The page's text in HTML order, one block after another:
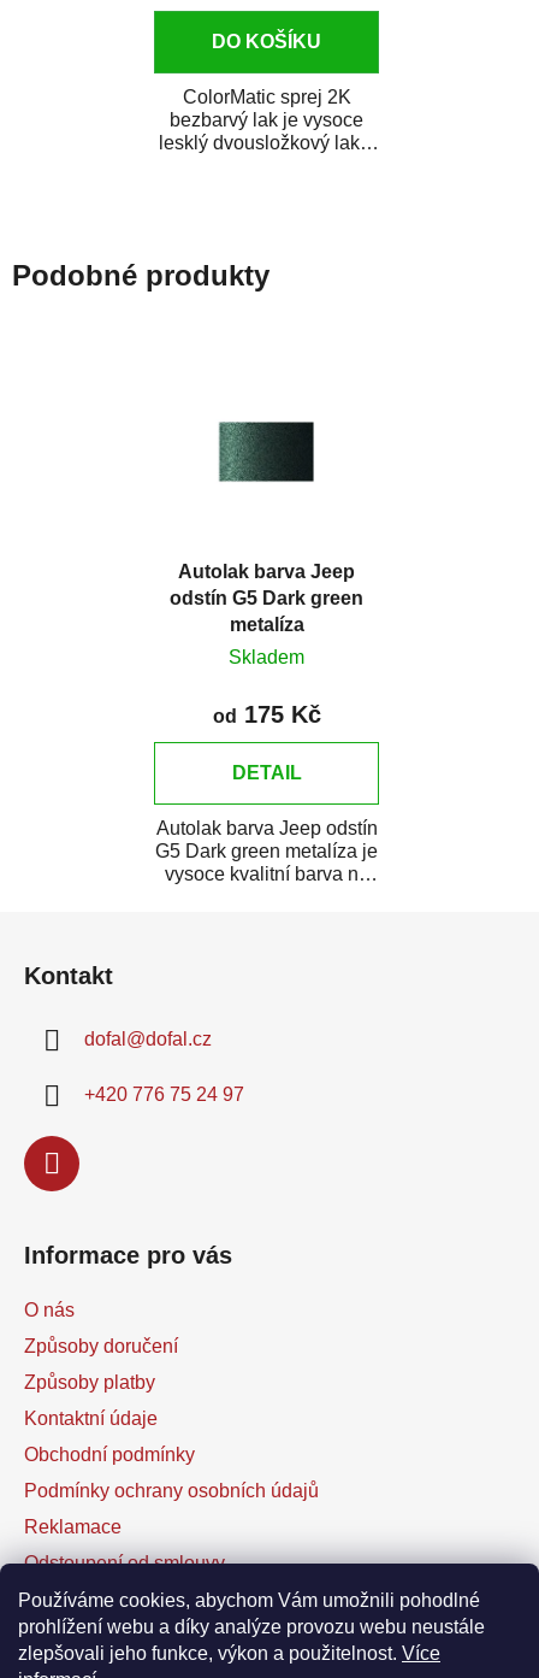
Používáme cookies, abychom Vám umožnili pohodlné
prohlížení webu a díky analýze provozu webu neustále
zlepšovali jeho funkce, výkon a použitelnost. Více
DO KOŠÍKU
ColorMatic sprej 2K
bezbarvý lak je vysoce
lesklý dvousložkový lak s
Podobné produkty
Autolak barva Jeep
odstín G5 Dark green
metalíza
Skladem
od 175 Kč
DETAIL
Autolak barva Jeep odstín
G5 Dark green metalíza je
vysoce kvalitní barva na
Kontakt
dofal @dofal.cz
+420 776 75 24 97
Informace pro vás
O nás
Způsoby doručení
Způsoby platby
Kontaktní údaje
Obchodní podmínky
Podmínky ochrany osobních údajů
Reklamace
Odstoupení od smlouvy
Kontaktní formulář